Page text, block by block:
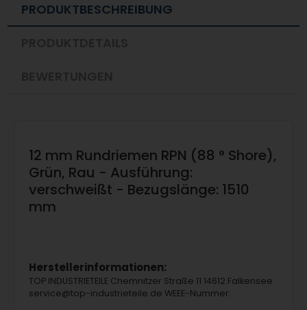
PRODUKTBESCHREIBUNG
12 mm Rundriemen RPN (88 ° Shore),
Grün, Rau - Ausführung:
verschweißt - Bezugslänge: 1510
mm
Herstellerinformationen:
TOP INDUSTRIETEILE Chemnitzer Straße 11 14612 Falkensee
service@top-industrieteile.de WEEE-Nummer: